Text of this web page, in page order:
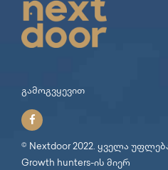
გამოგვყევით
© Nextdoor 2022. ყველა
Growth hunters-ის მიერ